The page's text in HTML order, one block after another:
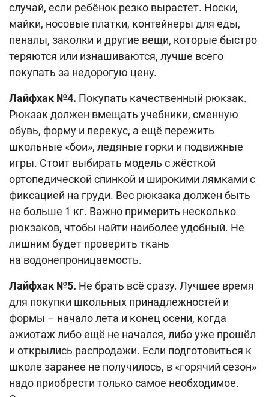
случай, если ребёнок резко вырастет. Носки,
майки, носовые платки, контейнеры для еды,
пеналы, заколки и другие вещи, которые быстро
теряются или изнашиваются, лучше всего
покупать за недорогую цену.
Лайфхак №4. Покупать качественный рюкзак.
Рюкзак должен вмещать учебники, сменную
обувь, форму и перекус, а ещё пережить
школьные «бои», ледяные горки и подвижные
игры. Стоит выбирать модель с жёсткой
ортопедической спинкой и широкими лямками с
фиксацией на груди. Вес рюкзака должен быть
не больше 1 кг. Важно примерить несколько
рюкзаков, чтобы найти наиболее удобный. Не
лишним будет проверить ткань
на водонепроницаемость.
Лайфхак №5. Не брать всё сразу. Лучшее время
для покупки школьных принадлежностей и
формы – начало лета и конец осени, когда
ажиотаж либо ещё не начался, либо уже прошёл
и открылись распродажи. Если подготовиться к
школе заранее не получилось, в «горячий сезон»
надо приобрести только самое необходимое.